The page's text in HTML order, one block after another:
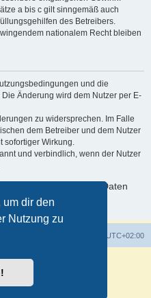
um dir den
Nutzung zu
a bis c gilt sinngemäß auch
des Betreibers.
nationalem Recht bleiben
und die
Änderung wird dem Nutzer per E-
zu widersprechen. Im Falle
dem Betreiber und dem Nutzer
sofortiger Wirkung.
und verbindlich, wenn der Nutzer
deinen persönlichen Daten
UTC+02:00